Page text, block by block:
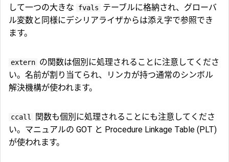
して一つの大きな
fvals
テーブルに格納され、グローバ
ル変数と同様にデシリアライザからは添え字で参照でき
ます。
extern の関数は個別に処理されることに注意してくださ
い。名前が割り当てられ、リンカが持つ通常のシンボル
解決機構が使われます。
ccall
関数も個別に処理されることにも注意してくださ
い。マニュアルの GOT と Procedure Linkage Table (PLT)
が使われます。